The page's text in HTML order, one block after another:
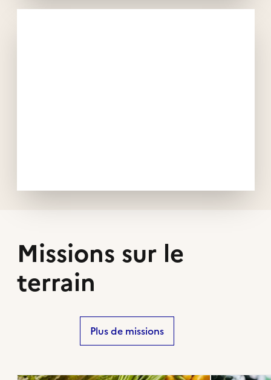
Missions sur le
terrain
Plus de missions